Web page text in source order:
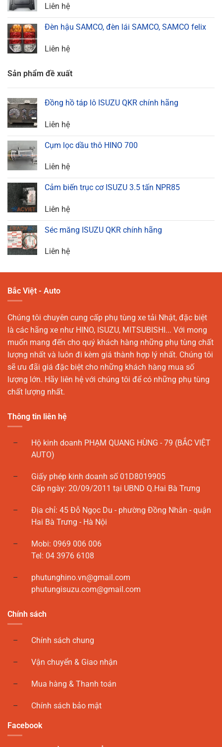
Liên hệ
Đèn hậu SAMCO, đèn lái SAMCO, SAMCO felix
Liên hệ
Sản phẩm đề xuất
Đồng hồ táp lô ISUZU QKR chính hãng
Liên hệ
Cụm lọc dầu thô HINO 700
Liên hệ
Cảm biến trục cơ ISUZU 3.5 tấn NPR85
Liên hệ
Séc măng ISUZU QKR chính hãng
Liên hệ
Bắc Việt - Auto
Chúng tôi chuyên cung cấp phụ tùng xe tải Nhật, đặc biệt
là các hãng xe như HINO, ISUZU, MITSUBISHI... Với mong
muốn mang đến cho quý khách hàng những phụ tùng chất
lượng nhất và luôn đi kèm giá thành hợp lý nhất. Chúng tôi
sẽ ưu đãi giá đặc biệt cho những khách hàng mua số
lượng lớn. Hãy liên hệ với chúng tôi để có những phụ tùng
chất lượng nhất.
Thông tin liên hệ
Hộ kinh doanh PHẠM QUANG HÙNG - 79 (BẮC VIỆT
AUTO)
Giấy phép kinh doanh số 01D8019905
Cấp ngày: 20/09/2011 tại UBND Q.Hai Bà Trưng
Địa chỉ: 45 Đỗ Ngọc Du - phường Đồng Nhân - quận
Hai Bà Trưng - Hà Nội
Mobi: 0969 006 006
Tel: 04 3976 6108
phutunghino.vn@gmail.com
phutungisuzu.com@gmail.com
Chính sách
Chính sách chung
Vận chuyển & Giao nhận
Mua hàng & Thanh toán
Chính sách bảo mật
Facebook